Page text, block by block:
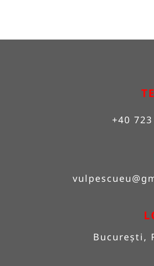
+40
vulpescueu
București,